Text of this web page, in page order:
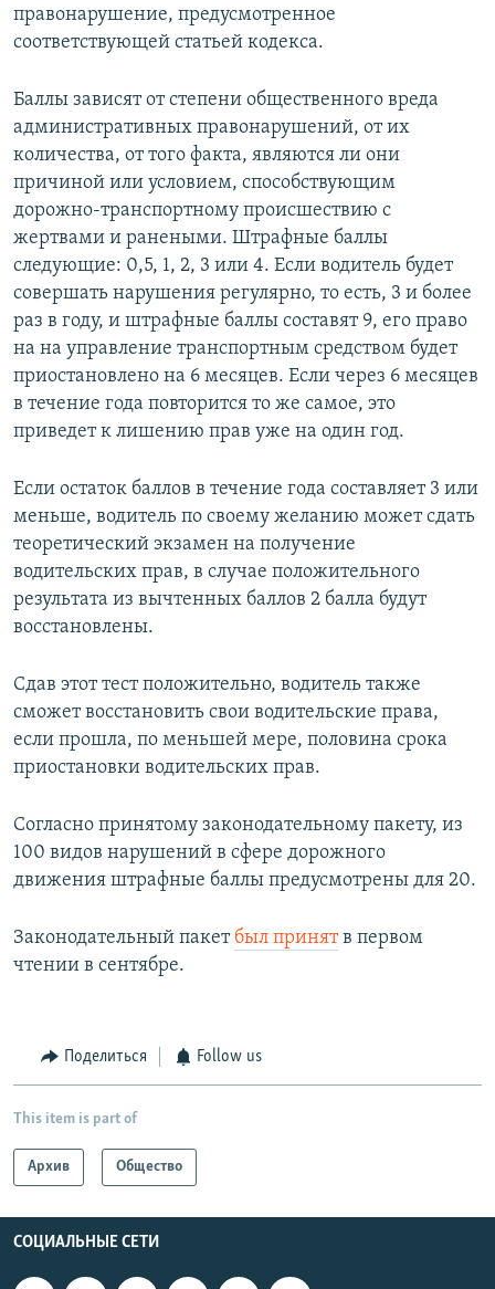
правонарушение, предусмотренное
соответствующей статьей кодекса.
Баллы зависят от степени общественного вреда
административных правонарушений, от их
количества, от того факта, являются ли они
причиной или условием, способствующим
дорожно-транспортному происшествию с
жертвами и ранеными. Штрафные баллы
следующие: 0,5, 1, 2, 3 или 4. Если водитель будет
совершать нарушения регулярно, то есть, 3 и более
раз в году, и штрафные баллы составят 9, его право
на на управление транспортным средством будет
приостановлено на 6 месяцев. Если через 6 месяцев
в течение года повторится то же самое, это
приведет к лишению прав уже на один год.
Если остаток баллов в течение года составляет 3 или
меньше, водитель по своему желанию может сдать
теоретический экзамен на получение
водительских прав, в случае положительного
результата из вычтенных баллов 2 балла будут
восстановлены.
Сдав этот тест положительно, водитель также
сможет восстановить свои водительские права,
если прошла, по меньшей мере, половина срока
приостановки водительских прав.
Согласно принятому законодательному пакету, из
100 видов нарушений в сфере дорожного
движения штрафные баллы предусмотрены для 20.
Законодательный пакет был принятв первом
чтении в сентябре.
Поделиться Follow us
This item is part of
Архив Общество
СОЦИАЛЬНЫЕ СЕТИ